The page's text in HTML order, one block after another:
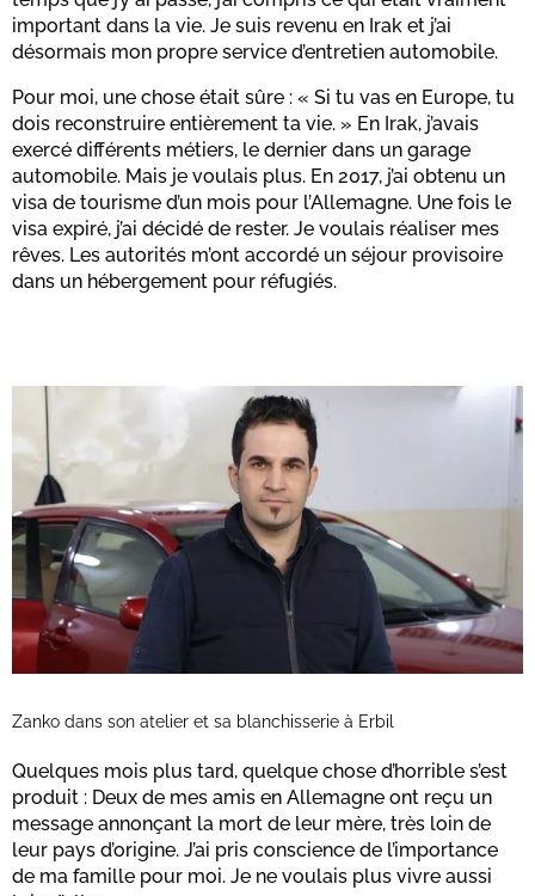
important dans la vie. Je suis revenu en Irak et j’ai
désormais mon propre service d’entretien automobile.
Pour moi, une chose était sûre : « Si tu vas en Europe, tu
dois reconstruire entièrement ta vie. » En Irak, j’avais
exercé différents métiers, le dernier dans un garage
automobile. Mais je voulais plus. En 2017, j’ai obtenu un
visa de tourisme d’un mois pour l’Allemagne. Une fois le
visa expiré, j’ai décidé de rester. Je voulais réaliser mes
rêves. Les autorités m’ont accordé un séjour provisoire
dans un hébergement pour réfugiés.
Zanko dans son atelier et sa blanchisserie à Erbil
Quelques mois plus tard, quelque chose d’horrible s’est
produit : Deux de mes amis en Allemagne ont reçu un
message annonçant la mort de leur mère, très loin de
leur pays d’origine. J’ai pris conscience de l’importance
de ma famille pour moi. Je ne voulais plus vivre aussi